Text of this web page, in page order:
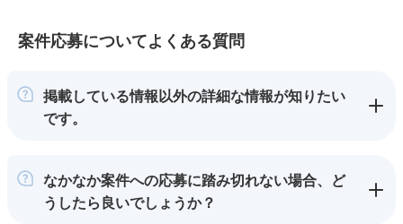
案件応募についてよくある質問
掲載している情報以外の詳細な情報が知りたい
です。
なかなか案件への応募に踏み切れない場合、ど
うしたら良いでしょうか？